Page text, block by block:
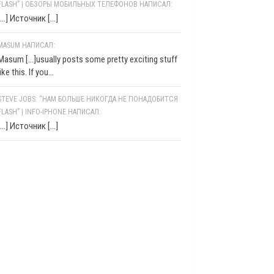
| ОБЗОРЫ МОБИЛЬНЫХ ТЕЛЕФОНОВ НАПИСАЛ:
Источник […]
НАПИСАЛ:
[...]usually posts some pretty exciting stuff
this. If you...
JOBS: “НАМ БОЛЬШЕ НИКОГДА НЕ ПОНАДОБИТСЯ
| INFO-IPHONE НАПИСАЛ:
Источник […]